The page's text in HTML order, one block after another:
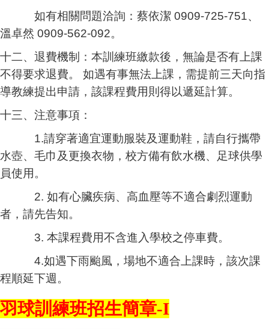
如有相關問題洽詢：蔡依潔 0909-725-751、
溫卓然 0909-562-092。
十二、退費機制：本訓練班繳款後，無論是否有上課
不得要求退費。 如遇有事無法上課，需提前三天向指
導教練提出申請，該課程費用則得以遞延計算。
十三、注意事項：
1.請穿著適宜運動服裝及運動鞋，請自行攜帶
水壺、毛巾及更換衣物，校方備有飲水機、足球供學
員使用。
2. 如有心臟疾病、高血壓等不適合劇烈運動
者，請先告知。
3. 本課程費用不含進入學校之停車費。
4.如遇下雨颱風，場地不適合上課時，該次課
程順延下週。
羽球訓練班招生簡章-I